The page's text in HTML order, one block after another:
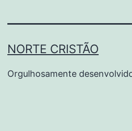
NORTE CRISTÃO
Orgulhosamente